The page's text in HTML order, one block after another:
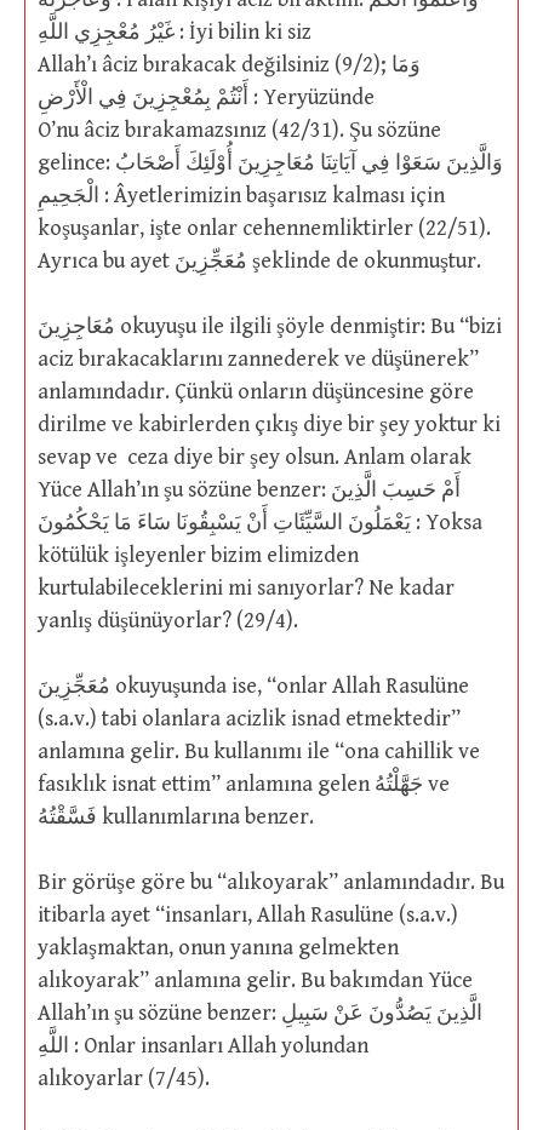
غَيْرُ مُعْجِزِي اللَّهِ : İyi bilin ki siz
Allah’ı âciz bırakacak değilsiniz (9/2); وَمَا
أَنْتُمْ بِمُعْجِزِينَ فِي الْأَرْضِ : Yeryüzünde
O’nu âciz bırakamazsınız (42/31). Şu sözüne
gelince: وَالَّذِينَ سَعَوْا فِي آيَاتِنَا مُعَاجِزِينَ أُوْلَئِكَ أَصْحَابُ
الْجَحِيمِ : Âyetlerimizin başarısız kalması için
koşuşanlar, işte onlar cehennemliktirler (22/51).
Ayrıca bu ayet مُعَجِّزِينَ şeklinde de okunmuştur.
مُعَاجِزِينَ okuyuşu ile ilgili şöyle denmiştir: Bu “bizi
aciz bırakacaklarını zannederek ve düşünerek”
anlamındadır. Çünkü onların düşüncesine göre
dirilme ve kabirlerden çıkış diye bir şey yoktur ki
sevap ve ceza diye bir şey olsun. Anlam olarak
Yüce Allah’ın şu sözüne benzer: أَمْ حَسِبَ الَّذِينَ
يَعْمَلُونَ السَّيِّئَاتِ أَنْ يَسْبِقُونَا سَاءَ مَا يَحْكُمُونَ : Yoksa
kötülük işleyenler bizim elimizden
kurtulabileceklerini mi sanıyorlar? Ne kadar
yanlış düşünüyorlar? (29/4).
مُعَجِّزِينَ okuyuşunda ise, “onlar Allah Rasulüne
(s.a.v.) tabi olanlara acizlik isnad etmektedir”
anlamına gelir. Bu kullanımı ile “ona cahillik ve
fasıklık isnat ettim” anlamına gelen جَهَّلْتُهُ ve
فَسَّقْتُهُ kullanımlarına benzer.
Bir görüşe göre bu “alıkoyarak” anlamındadır. Bu
itibarla ayet “insanları, Allah Rasulüne (s.a.v.)
yaklaşmaktan, onun yanına gelmekten
alıkoyarak” anlamına gelir. Bu bakımdan Yüce
Allah’ın şu sözüne benzer: الَّذِينَ يَصُدُّونَ عَنْ سَبِيلِ
اللَّهِ : Onlar insanları Allah yolundan
alıkoyarlar (7/45).